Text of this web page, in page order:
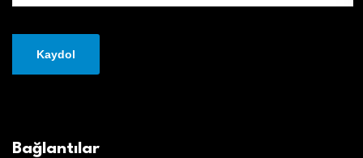
Bağlantılar